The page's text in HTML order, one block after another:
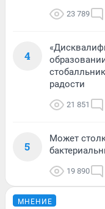
23 789
4
радости
21 851
5
Может
19 890
МНЕНИЕ